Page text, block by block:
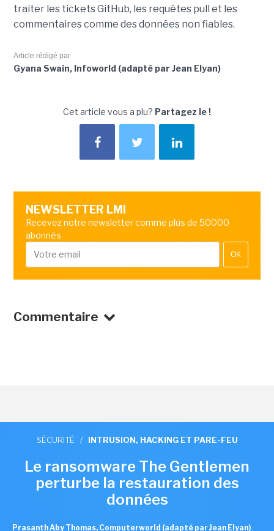
traiter les tickets GitHub, les requêtes pull et les
commentaires comme des données non fiables.
Article rédigé par
Gyana Swain, Infoworld (adapté par Jean Elyan)
Cet article vous a plu? Partagez le !
NEWSLETTER LMI
Recevez notre newsletter comme plus de 50000
abonnés
OK
Commentaire
SÉCURITÉ / INTRUSION, HACKING ET PARE-FEU
Le ransomware The Gentlemen
perturbe la restauration des
données
Prasanth Aby Thomas, Computerworld (adapté par Jean Elyan) ,